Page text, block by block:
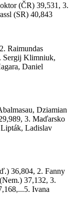
(ČR) 39,531, 3.
(SR) 40,843
Raimundas
Sergij Klimniuk,
Daniel
Dziamian
3. Maďarsko
Ladislav
36,804, 2. Fanny
37,132, 3.
Ivana